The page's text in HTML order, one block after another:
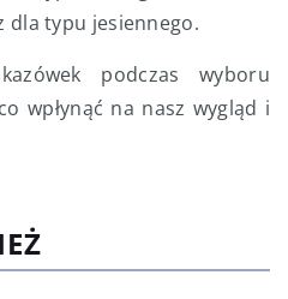
dla typu jesiennego.
podczas wyboru
wpłynąć na nasz wygląd i